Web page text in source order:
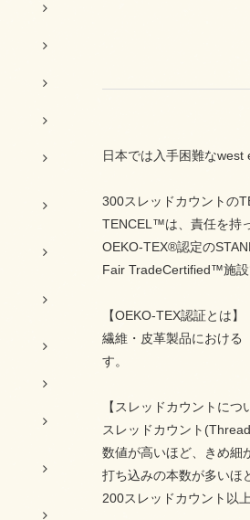
日本では入手困難なwest
300スレッドカウントの
TENCEL™は、責任を持
OEKO-TEX®認定の
Fair TradeCertified™施設
【OEKO-TEX認証とは】
繊維・皮革製品における
す。
【スレッドカウントにつ
スレッドカウント
数値が高いほど、きめ細
打ち込みの本数が多いほ
200スレッドカウント以